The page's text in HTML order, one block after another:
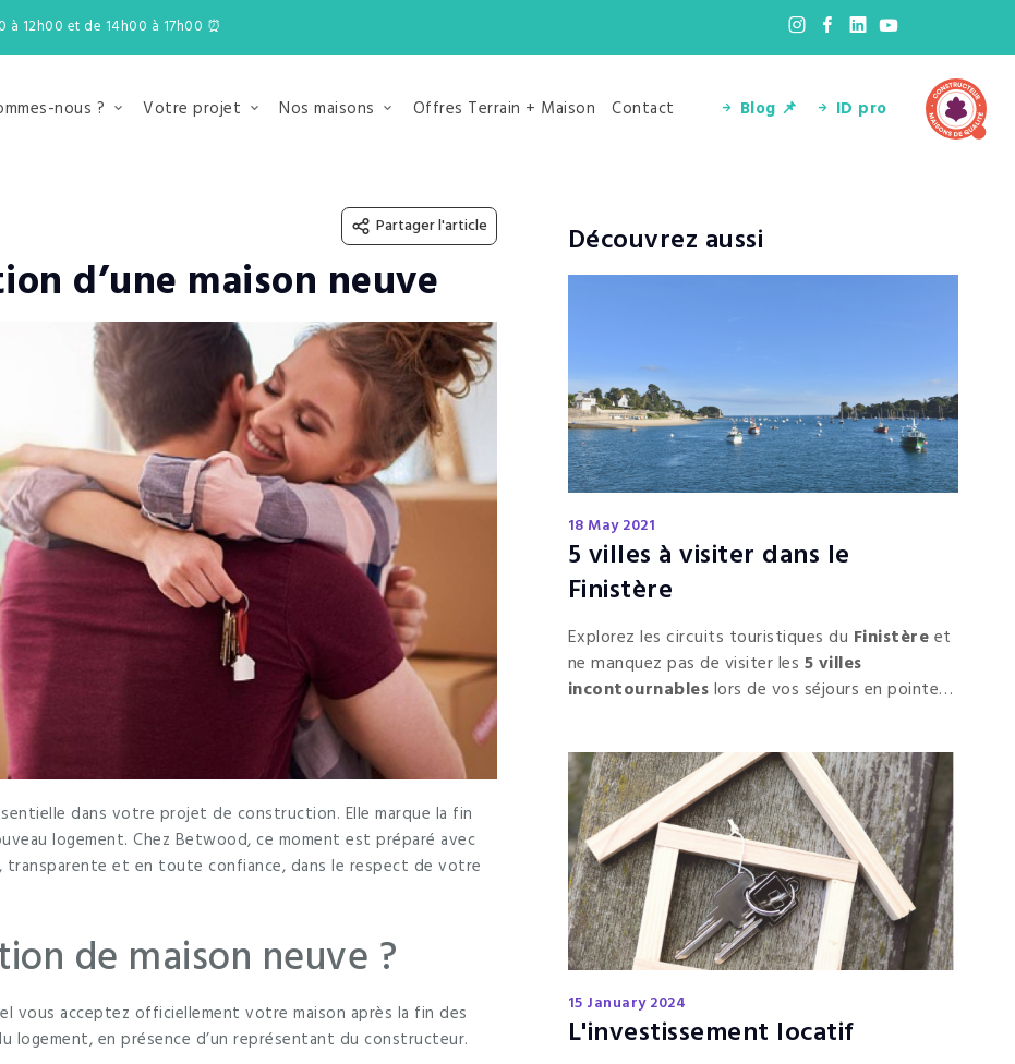
12h00 et de 14h00 à 17h00 ⏰
nous ? Votre projet Nos maisons Offres Terrain + Maison Contact Blog 📌 ID pro
Partager l'article
d’une maison neuve
dans votre projet de construction. Elle marque la fin
logement. Chez Betwood, ce moment est préparé avec
transparente et en toute confiance, dans le respect de votre
de maison neuve ?
vous acceptez officiellement votre maison après la fin des
logement, en présence d’un représentant du constructeur.
Découvrez aussi
18 May 2021
5 villes à visiter dans le
Finistère
Explorez les circuits touristiques du Finistèreet
ne manquez pas de visiter les 5 villes
incontournableslors de vos séjours en pointe
15 January 2024
L'investissement locatif